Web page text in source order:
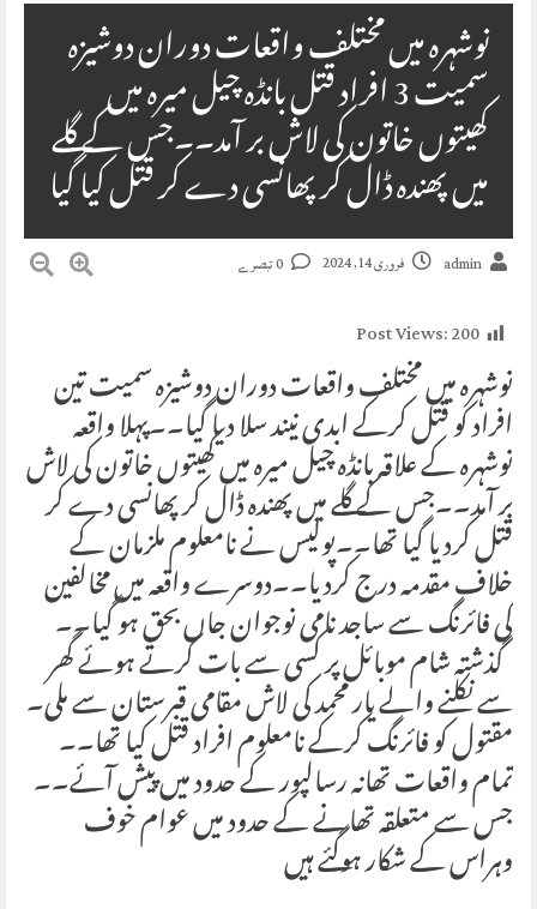
نوشہرہ میں مختلف واقعات دوران دوشیزہ
سمیت 3 افراد قتل بانڈہ چیل میرہ میں
کھیتوں خاتون کی لاش بر آمد۔۔جس کے گلے
میں پھندہ ڈال کر پھانسی دے کر قتل کیا گیا
admin فروری 14, 2024
Post Views:200
نوشہرہ میں مختلف واقعات دوران دوشیزہ سمیت تین
افراد کو قتل کرکے ابدی نیند سلا دیا گیا۔۔پہلا واقعہ
نوشہرہ کے علاقہ بانڈہ چیل میرہ میں کھیتوں خاتون کی لاش
بر آمد۔۔جس کے گلے میں پھندہ ڈال کر پھانسی دے کر
قتل کردیا گیا تھا۔۔پولیس نے نامعلوم ملزمان کے
خلاف مقدمہ درج کردیا۔۔دوسرے واقعہ میں مخالفین
کی فائرنگ سے ساجد نامی نوجوان جاں بحق ہو گیا۔۔
گذشتہ شام موبائل پر کسی سے بات کرتے ہوئے گھر
سے نکلنے والے یار محمد کی لاش مقامی قبرستان سے ملی۔
مقتول کو فائرنگ کرکے نامعلوم افراد قتل کیا تھا۔۔
تمام واقعات تھانہ رسالپور کے حدود میں پیش آئے۔۔
جس سے متعلقہ تھانے کے حدود میں عوام خوف
وہراس کے شکار ہوگئے ہیں